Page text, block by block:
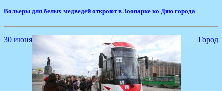
Вольеры для белых медведей откроют в Зоопарке ко Дню города
30 июня Город